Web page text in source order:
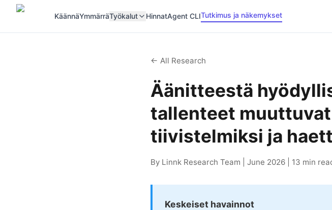
KäännäYmmärräTyökalut HinnatAgent CLITutkimus ja näkemykset
← All Research
Äänitteestä
tallenteet
tiivistelmiksi ja
By Linnk Research Team | June 2026 | 13 min
Keskeiset havainnot